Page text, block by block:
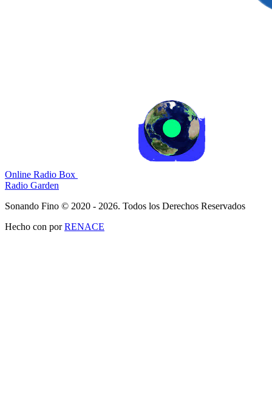
Online Radio Box
Radio Garden
Sonando Fino © 2020 - 2026. Todos los Derechos Reservados
Hecho con porRENACE